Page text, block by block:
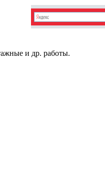
и др. работы.